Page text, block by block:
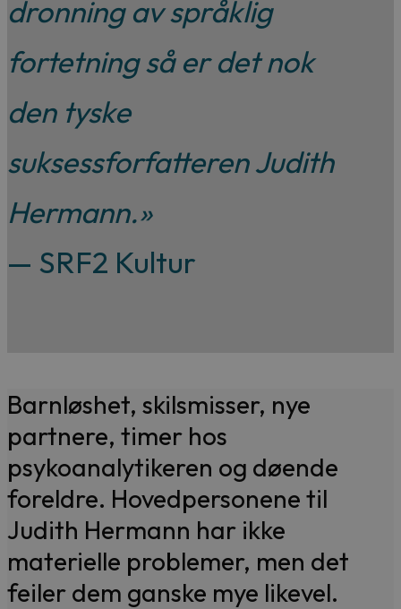
dronning av språklig
fortetning så er det nok
den tyske
suksessforfatteren Judith
Hermann.»
— SRF2 Kultur
Barnløshet, skilsmisser, nye
partnere, timer hos
psykoanalytikeren og døende
foreldre. Hovedpersonene til
Judith Hermann har ikke
materielle problemer, men det
feiler dem ganske mye likevel.